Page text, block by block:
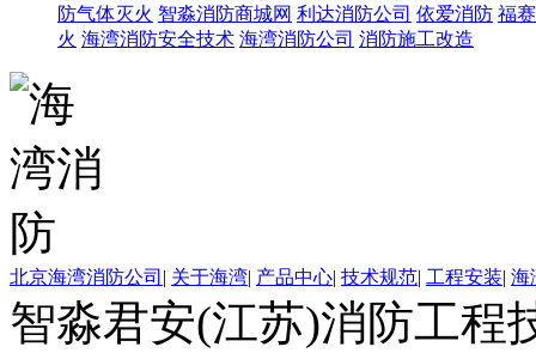
防气体灭火 智淼消防商城网 利达消防公司 依爱消防 福
火 海湾消防安全技术 海湾消防公司 消防施工改造
北京海湾消防公司 | 关于海湾| 产品中心| 技术规范| 工程安装| 海
智淼君安(江苏)消防工程